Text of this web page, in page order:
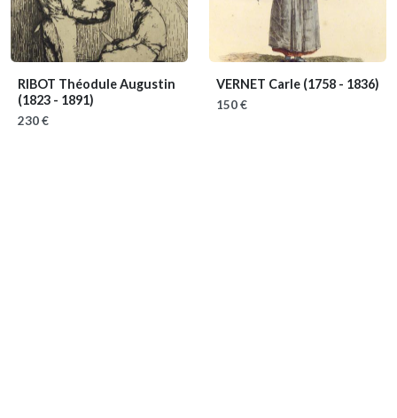
RIBOT Théodule Augustin
(1823 - 1891)
230 €
VERNET Carle (1758 - 1836)
150 €